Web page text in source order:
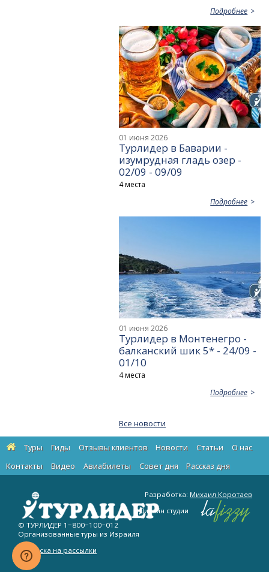
Подробнее
01 июня 2026
Турлидер в Баварии -
изумрудная гладь озер -
02/09 - 09/09
4 места
Подробнее
01 июня 2026
Турлидер в Монтенегро -
балканский шик 5* - 24/09 -
01/10
4 места
Подробнее
Все новости
Туры Гиды Отзывы клиентов Новости Статьи
О нас
Контакты
Видео Авиабилеты Cовет дня Рассказ дня
© ТУРЛИДЕР 1−800−100−012
Организованные туры из Израиля
Подписка на рассылки
Разработка: Михаил Коротаев
Дизайн студии